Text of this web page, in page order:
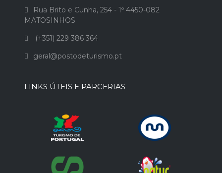
Rua Brito e Cunha, 254 - 1º 4450-082
MATOSINHOS
(+351) 229 386 364
geral@postodeturismo.pt
LINKS ÚTEIS E PARCERIAS